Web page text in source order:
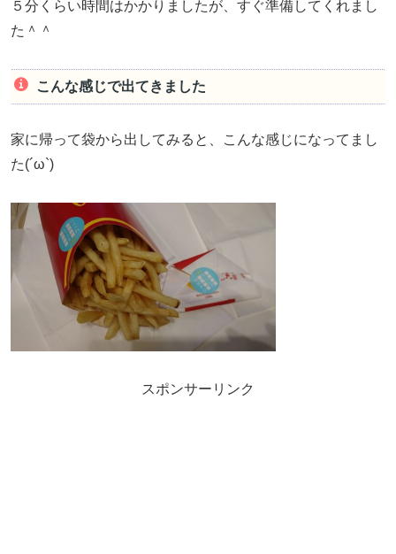
５分くらい時間はかかりましたが、すぐ準備してくれまし
た＾＾
こんな感じで出てきました
家に帰って袋から出してみると、こんな感じになってまし
た(´ω`)
スポンサーリンク